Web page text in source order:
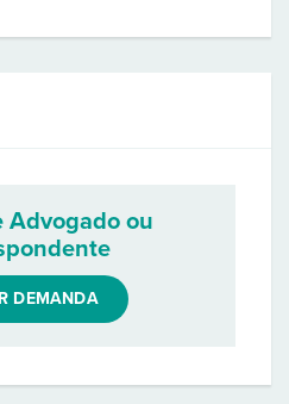
Advogado ou
DEMANDA